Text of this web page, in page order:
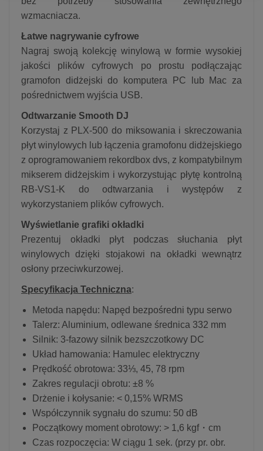
wzmacniacza.
Łatwe nagrywanie cyfrowe
Nagraj swoją kolekcję winylową w formie wysokiej
jakości plików cyfrowych po prostu podłączając
gramofon didżejski do komputera PC lub Mac za
pośrednictwem wyjścia USB.
Odtwarzanie Smooth DJ
Korzystaj z PLX-500 do miksowania i skreczowania
płyt winylowych lub łączenia gramofonu didżejskiego
z oprogramowaniem rekordbox dvs, z kompatybilnym
mikserem didżejskim i wykorzystując płytę kontrolną
RB-VS1-K do odtwarzania i występów z
wykorzystaniem plików cyfrowych.
Wyświetlanie grafiki okładki
Prezentuj okładki płyt podczas słuchania płyt
winylowych dzięki stojakowi na okładki wewnątrz
osłony przeciwkurzowej.
Specyfikacja Techniczna:
Metoda napędu: Napęd bezpośredni typu serwo
Talerz: Aluminium, odlewane średnica 332 mm
Silnik: 3-fazowy silnik bezszczotkowy DC
Układ hamowania: Hamulec elektryczny
Prędkość obrotowa: 33⅓, 45, 78 rpm
Zakres regulacji obrotu: ±8 %
Drżenie i kołysanie: < 0,15% WRMS
Współczynnik sygnału do szumu: 50 dB
Początkowy moment obrotowy: > 1,6 kgf・cm
Czas rozpoczęcia: W ciągu 1 sek. (przy pr. obr.